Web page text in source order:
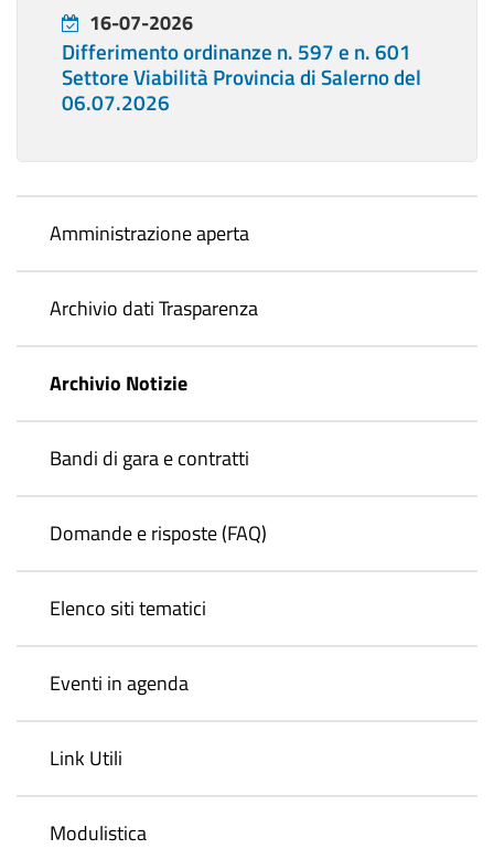
16-07-2026
Differimento ordinanze n. 597 e n. 601
Settore Viabilità Provincia di Salerno del
06.07.2026
Amministrazione aperta
Archivio dati Trasparenza
Archivio Notizie
Bandi di gara e contratti
Domande e risposte (FAQ)
Elenco siti tematici
Eventi in agenda
Link Utili
Modulistica